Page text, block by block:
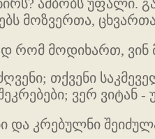
ამბობს უფალი.
მოზვერთა,
რომ მოდიხართ,
თქვენი
ვერ ვიტან
და კრებულნი